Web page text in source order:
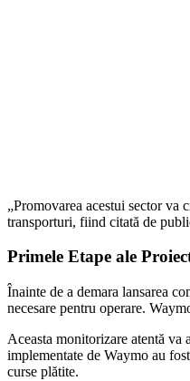
„Promovarea acestui sector
transporturi, fiind citată de
Primele Etape ale
Înainte de a demara lansarea
necesare pentru operare.
Aceasta monitorizare atentă
implementate de Waymo au
curse plătite.